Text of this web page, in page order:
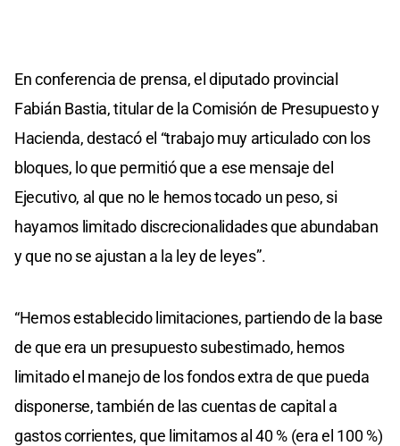
En conferencia de prensa, el diputado provincial
Fabián Bastia, titular de la Comisión de Presupuesto y
Hacienda, destacó el “trabajo muy articulado con los
bloques, lo que permitió que a ese mensaje del
Ejecutivo, al que no le hemos tocado un peso, si
hayamos limitado discrecionalidades que abundaban
y que no se ajustan a la ley de leyes”.
“Hemos establecido limitaciones, partiendo de la base
de que era un presupuesto subestimado, hemos
limitado el manejo de los fondos extra de que pueda
disponerse, también de las cuentas de capital a
gastos corrientes, que limitamos al 40 % (era el 100 %)